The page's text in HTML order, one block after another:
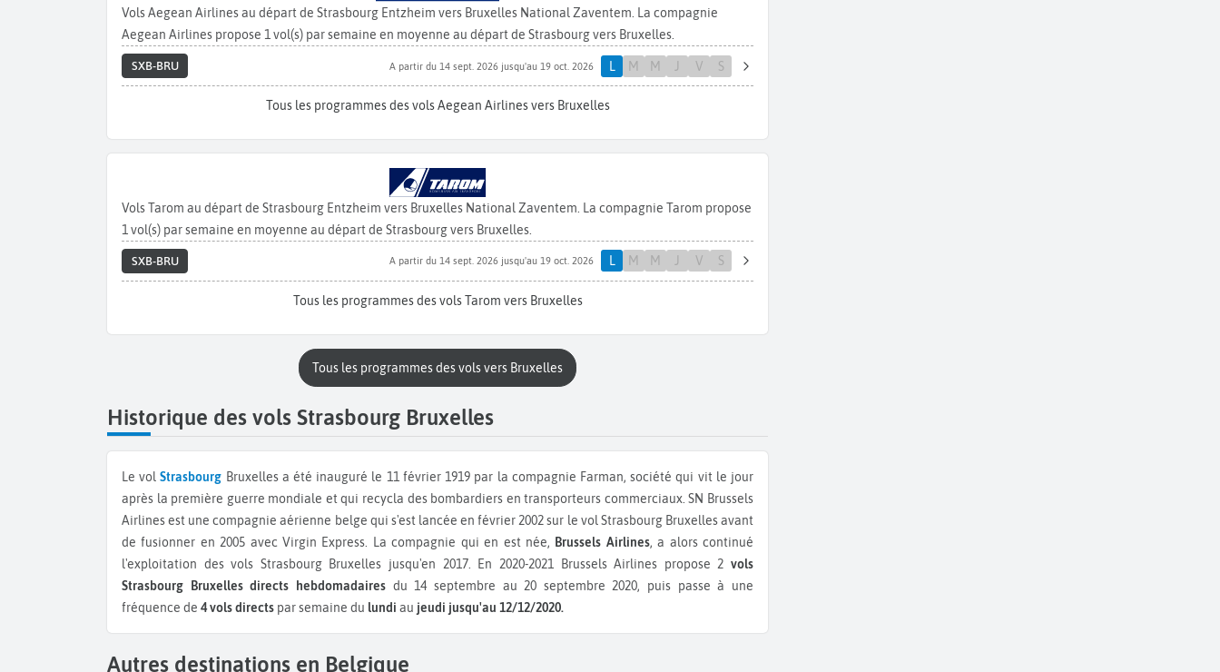
Vols Aegean Airlines au départ de Strasbourg Entzheim vers Bruxelles National Zaventem. La compagnie
Aegean Airlines propose 1 vol(s) par semaine en moyenne au départ de Strasbourg vers Bruxelles.
SXB-BRU A partir du 14 sept. 2026 jusqu'au 19 oct. 2026 L M M V S
Tous les programmes des vols Aegean Airlines vers Bruxelles
Vols Tarom au départ de Strasbourg Entzheim vers Bruxelles National Zaventem. La compagnie Tarom propose
1 vol(s) par semaine en moyenne au départ de Strasbourg vers Bruxelles.
SXB-BRU A partir du 14 sept. 2026 jusqu'au 19 oct. 2026 L M M J V S
Tous les programmes des vols Tarom vers Bruxelles
Tous les programmes des vols vers Bruxelles
Historique des vols Strasbourg Bruxelles
Le volStrasbourg Bruxelles a été inauguré le 11 février 1919 par la compagnie Farman, société qui vit le jour
après la première guerre mondiale et qui recycla des bombardiers en transporteurs commerciaux. SN Brussels
Airlines est une compagnie aérienne belge qui s'est lancée en février 2002 sur le vol Strasbourg Bruxelles avant
de fusionner en 2005 avec Virgin Express. La compagnie qui en est née, Brussels Airlines, a alors continué
l'exploitation des vols Strasbourg Bruxelles jusqu'en 2017. En 2020-2021 Brussels Airlines propose 2 vols
Strasbourg Bruxelles directs hebdomadairesdu 14 septembre au 20 septembre 2020, puis passe à une
fréquence de 4 vols directs par semaine du lundi au jeudi jusqu'au 12/12/2020.
Autres destinations en Belgique